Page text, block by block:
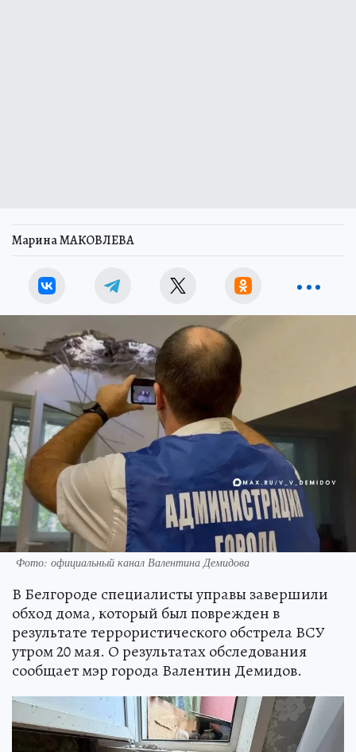
Марина МАКОВЛЕВА
Фото: официальный канал Валентина Демидова
В Белгороде специалисты управы завершили
обход дома, который был поврежден в
результате террористического обстрела ВСУ
утром 20 мая. О результатах обследования
сообщает мэр города Валентин Демидов.